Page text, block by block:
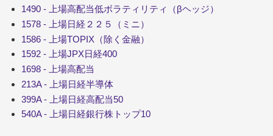
1490 - 上場高配当低ボラティリティ（βヘッジ）
1578 - 上場日経２２５（ミニ）
1586 - 上場TOPIX（除く金融）
1592 - 上場JPX日経400
1698 - 上場高配当
213A - 上場日経半導体
399A - 上場日経高配当50
540A - 上場日経銀行株トップ10